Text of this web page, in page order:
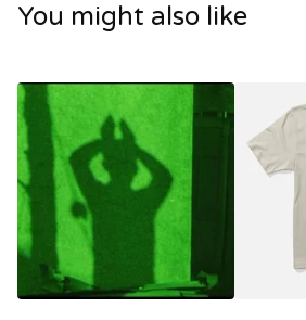
You might also like